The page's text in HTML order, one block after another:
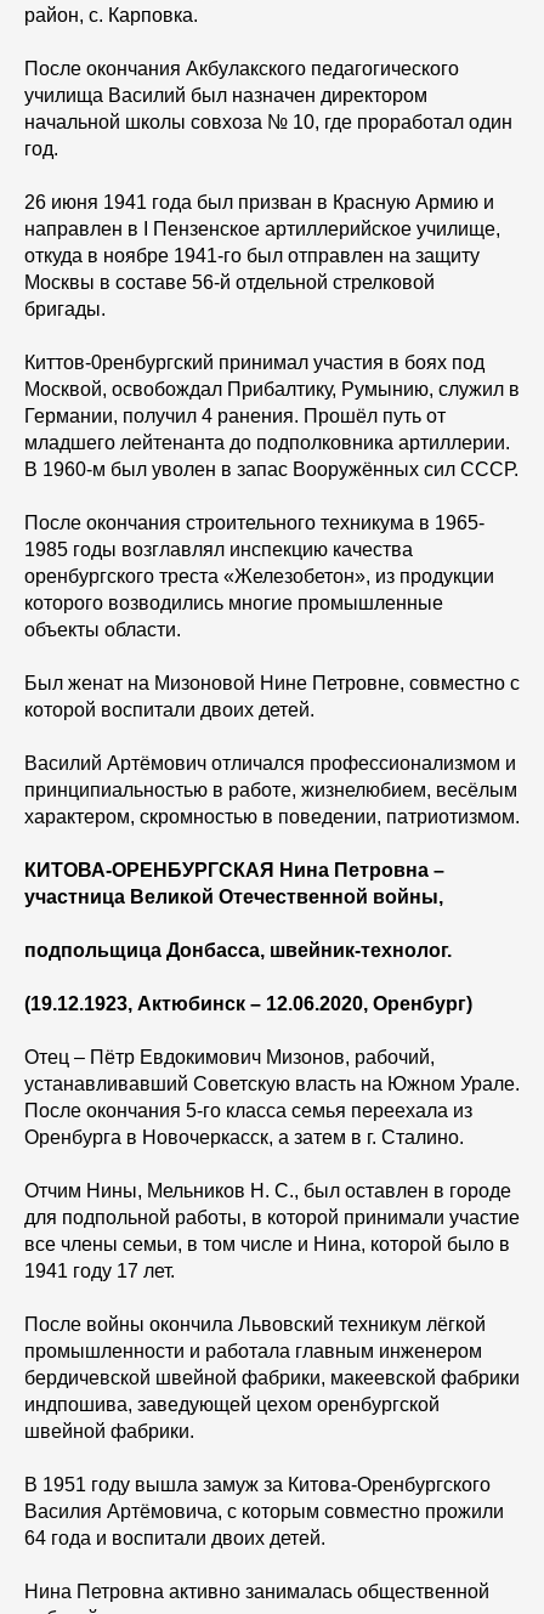
район, с. Карповка.
После окончания Акбулакского педагогического
училища Василий был назначен директором
начальной школы совхоза № 10, где проработал один
год.
26 июня 1941 года был призван в Красную Армию и
направлен в I Пензенское артиллерийское училище,
откуда в ноябре 1941-го был отправлен на защиту
Москвы в составе 56-й отдельной стрелковой
бригады.
Киттов-0ренбургский принимал участия в боях под
Москвой, освобождал Прибалтику, Румынию, служил в
Германии, получил 4 ранения. Прошёл путь от
младшего лейтенанта до подполковника артиллерии.
В 1960-м был уволен в запас Вооружённых сил СССР.
После окончания строительного техникума в 1965-
1985 годы возглавлял инспекцию качества
оренбургского треста «Железобетон», из продукции
которого возводились многие промышленные
объекты области.
Был женат на Мизоновой Нине Петровне, совместно с
которой воспитали двоих детей.
Василий Артёмович отличался профессионализмом и
принципиальностью в работе, жизнелюбием, весёлым
характером, скромностью в поведении, патриотизмом.
КИТОВА-ОРЕНБУРГСКАЯ Нина Петровна –
участница Великой Отечественной войны,
подпольщица Донбасса, швейник-технолог.
(19.12.1923, Актюбинск – 12.06.2020, Оренбург)
Отец – Пётр Евдокимович Мизонов, рабочий,
устанавливавший Советскую власть на Южном Урале.
После окончания 5-го класса семья переехала из
Оренбурга в Новочеркасск, а затем в г. Сталино.
Отчим Нины, Мельников Н. С., был оставлен в городе
для подпольной работы, в которой принимали участие
все члены семьи, в том числе и Нина, которой было в
1941 году 17 лет.
После войны окончила Львовский техникум лёгкой
промышленности и работала главным инженером
бердичевской швейной фабрики, макеевской фабрики
индпошива, заведующей цехом оренбургской
швейной фабрики.
В 1951 году вышла замуж за Китова-Оренбургского
Василия Артёмовича, с которым совместно прожили
64 года и воспитали двоих детей.
Нина Петровна активно занималась общественной